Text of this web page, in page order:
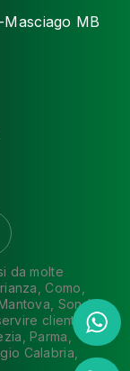
MB
da molte
Como,
Sondrio,
clienti
Parma,
Calabria,